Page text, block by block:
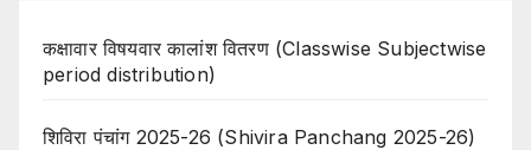
कक्षावार विषयवार कालांश वितरण (Classwise Subjectwise
period distribution)
शिविरा पंचांग 2025-26 (Shivira Panchang 2025-26)